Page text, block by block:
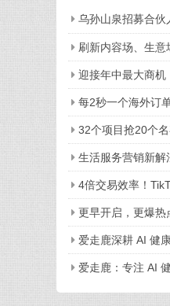
乌孙山泉招募合伙
刷新内容场、生
迎接年中最大商机
每2秒一个海外订
32个项目抢20个
生活服务营销新解
4倍交易效率！
更早开启，更爆热
爱走鹿深耕 AI 健
爱走鹿：专注 AI